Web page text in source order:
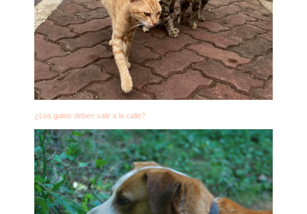
¿Los gatos deben salir a la calle?